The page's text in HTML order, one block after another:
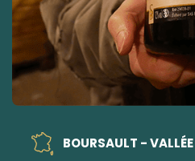
BOURSAULT -